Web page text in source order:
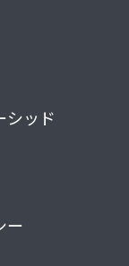
シッド
ー